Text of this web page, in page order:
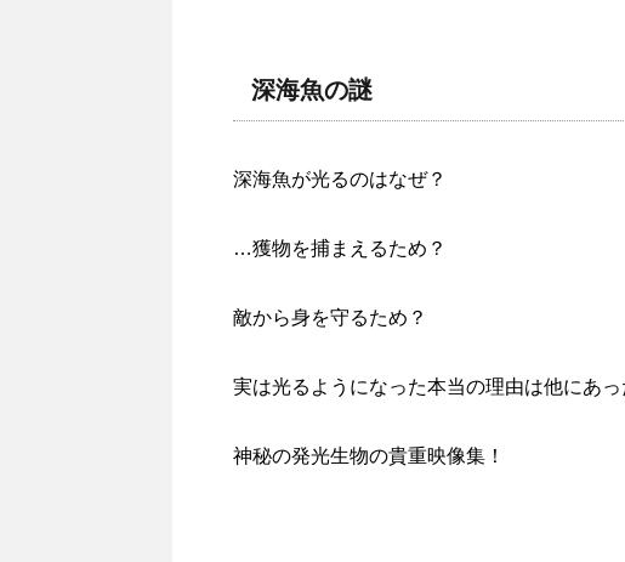
深海魚の謎
深海魚が光るのはなぜ？
…獲物を捕まえるため？
敵から身を守るため？
実は光るようになった本当の理由は他にあっ
神秘の発光生物の貴重映像集！